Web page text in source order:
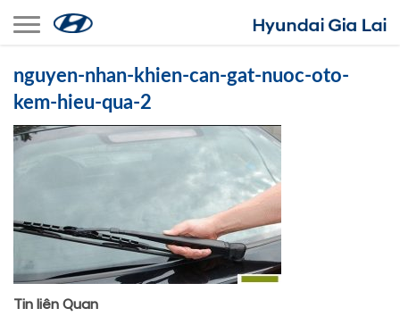
Toggle navigation
nguyen-nhan-khien-can-gat-nuoc-oto-
kem-hieu-qua-2
Tin liên Quan